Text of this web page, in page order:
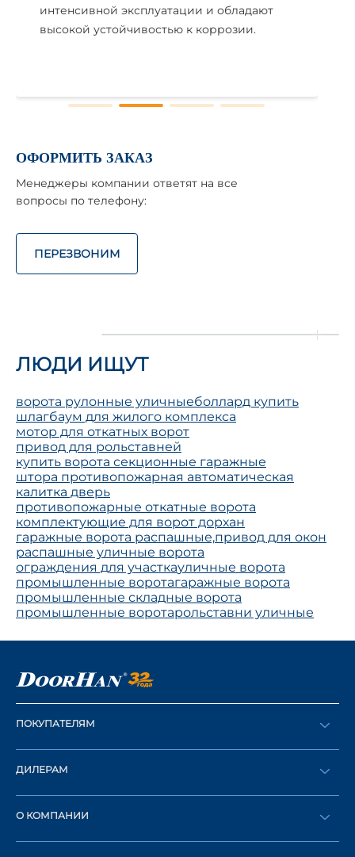
конструктивных элементов на
собственном заводе в Ташкенте.
ОФОРМИТЬ ЗАКАЗ
Менеджеры компании ответят на все
вопросы по телефону:
ПЕРЕЗВОНИМ
ЛЮДИ ИЩУТ
ворота рулонные уличныеболлард купить
шлагбаум для жилого комплекса
мотор для откатных ворот
привод для рольставней
купить ворота секционные гаражные
штора противопожарная автоматическая
калитка дверь
противопожарные откатные ворота
комплектующие для ворот дорхан
гаражные ворота распашные,привод для окон
распашные уличные ворота
ограждения для участкауличные ворота
промышленные воротагаражные ворота
промышленные складные ворота
промышленные воротарольставни уличные
ПОКУПАТЕЛЯМ
Оформить заказ
Каталог
ДИЛЕРАМ
Стать дилером
О КОМПАНИИ
История компании